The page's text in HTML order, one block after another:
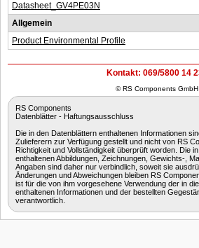
Datasheet_GV4PE03N
Allgemein
Product Environmental Profile
Kontakt: 069/5800 14
© RS Components GmbH
RS Components
Datenblätter - Haftungsausschluss
Die in den Datenblättern enthaltenen Informationen
Zulieferern zur Verfügung gestellt und nicht von RS
Richtigkeit und Vollständigkeit überprüft worden. Die
enthaltenen Abbildungen, Zeichnungen, Gewichts-,
Angaben sind daher nur verbindlich, soweit sie
Änderungen und Abweichungen bleiben RS
ist für die von ihm vorgesehene Verwendung der in
enthaltenen Informationen und der bestellten
verantwortlich.